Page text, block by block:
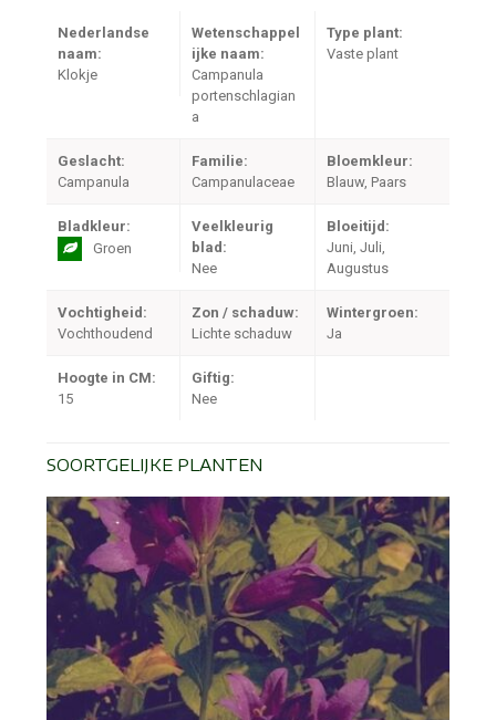
Nederlandse
naam:
Klokje
Wetenschappel
ijke naam:
Campanula
portenschlagian
a
Type plant:
Vaste plant
Geslacht:
Campanula
Familie:
Campanulaceae
Bloemkleur:
Blauw, Paars
Bladkleur:
Groen
Veelkleurig
blad:
Nee
Bloeitijd:
Juni, Juli,
Augustus
Vochtigheid:
Vochthoudend
Zon / schaduw:
Lichte schaduw
Wintergroen:
Ja
Hoogte in CM:
15
Giftig:
Nee
SOORTGELIJKE PLANTEN